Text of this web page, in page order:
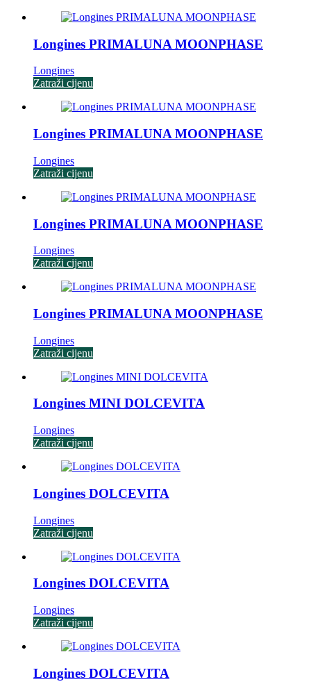
Longines PRIMALUNA MOONPHASE
Longines
Zatraži cijenu
Longines PRIMALUNA MOONPHASE
Longines
Zatraži cijenu
Longines PRIMALUNA MOONPHASE
Longines
Zatraži cijenu
Longines PRIMALUNA MOONPHASE
Longines
Zatraži cijenu
Longines MINI DOLCEVITA
Longines
Zatraži cijenu
Longines DOLCEVITA
Longines
Zatraži cijenu
Longines DOLCEVITA
Longines
Zatraži cijenu
Longines DOLCEVITA